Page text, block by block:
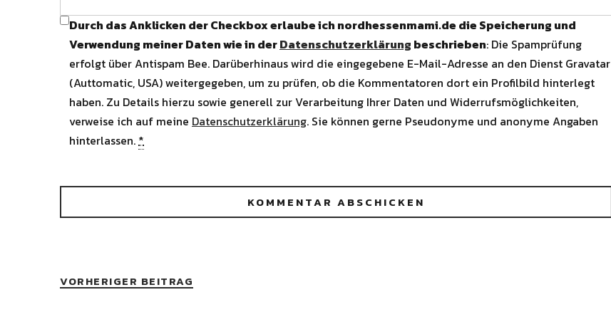
Durch das Anklicken der Checkbox erlaube ich nordhessenmami.de die Speicherung und
Verwendung meiner Daten wie in derDatenschutzerklärung beschrieben: Die Spamprüfung
erfolgt über Antispam Bee. Darüberhinaus wird die eingegebene E-Mail-Adresse an den Dienst Gravatar
(Auttomatic, USA) weitergegeben, um zu prüfen, ob die Kommentatoren dort ein Profilbild hinterlegt
haben. Zu Details hierzu sowie generell zur Verarbeitung Ihrer Daten und Widerrufsmöglichkeiten,
verweise ich auf meine Datenschutzerklärung. Sie können gerne Pseudonyme und anonyme Angaben
hinterlassen.*
VORHERIGER BEITRAG